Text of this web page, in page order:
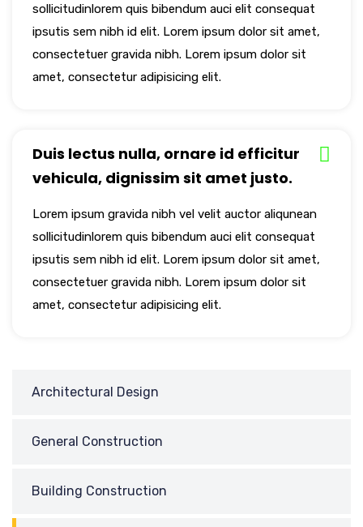
sollicitudinlorem quis bibendum auci elit consequat
ipsutis sem nibh id elit. Lorem ipsum dolor sit amet,
consectetuer gravida nibh. Lorem ipsum dolor sit
amet, consectetur adipisicing elit.
Duis lectus nulla, ornare id efficitur
vehicula, dignissim sit amet justo.
Lorem ipsum gravida nibh vel velit auctor aliqunean
sollicitudinlorem quis bibendum auci elit consequat
ipsutis sem nibh id elit. Lorem ipsum dolor sit amet,
consectetuer gravida nibh. Lorem ipsum dolor sit
amet, consectetur adipisicing elit.
Architectural Design
General Construction
Building Construction